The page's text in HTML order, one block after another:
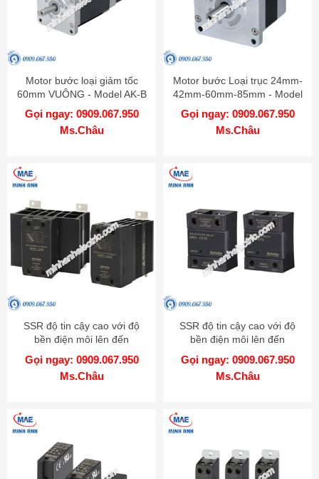
Motor bước loại giảm tốc
60mm VUÔNG - Model AK-B
Gọi ngay: 0909.067.950
Ms.Châu
Motor bước Loại trục 24mm-
42mm-60mm-85mm - Model
AK
Gọi ngay: 0909.067.950
Ms.Châu
SSR độ tin cậy cao với độ
bền điện môi lên đến
4000VAC - Model SRPH1
Gọi ngay: 0909.067.950
Ms.Châu
SSR độ tin cậy cao với độ
bền điện môi lên đến
4000VAC - Model SR1
Gọi ngay: 0909.067.950
Ms.Châu